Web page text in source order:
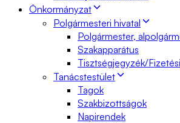
Önkormányzat
Polgármesteri hivatal
Polgármester,
Szakapparátus
Tisztségjegyzék/
Tanácstestület
Tagok
Szakbizottságok
Napirendek